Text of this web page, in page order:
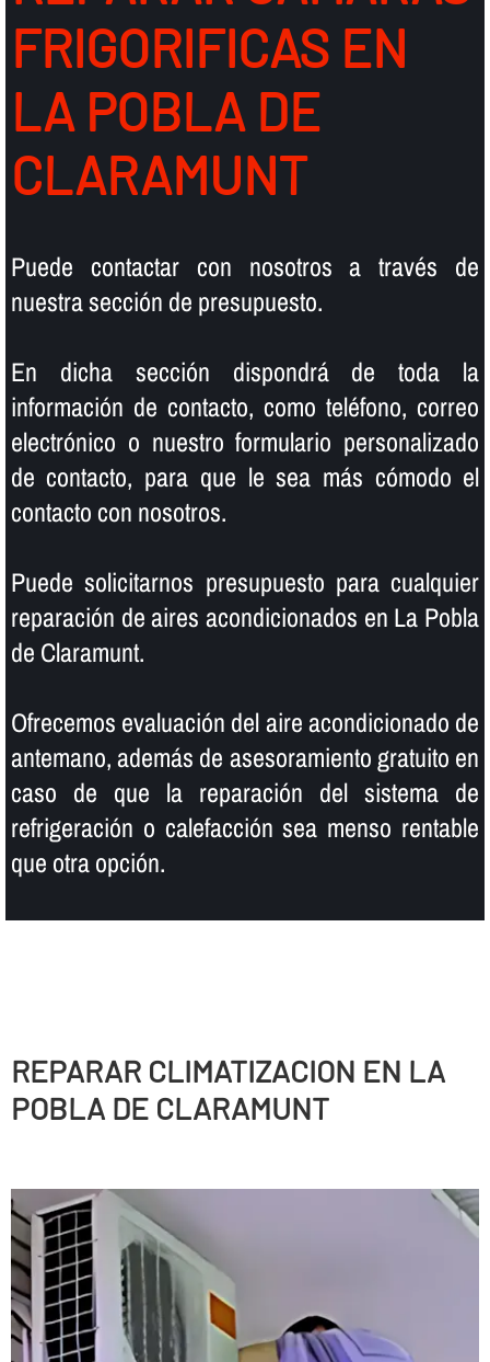
FRIGORIFICAS EN
LA POBLA DE
CLARAMUNT
Puede contactar con nosotros a través de
nuestra sección de presupuesto.
En dicha sección dispondrá de toda la
información de contacto, como teléfono, correo
electrónico o nuestro formulario personalizado
de contacto, para que le sea más cómodo el
contacto con nosotros.
Puede solicitarnos presupuesto para cualquier
reparación de aires acondicionados en La Pobla
de Claramunt.
Ofrecemos evaluación del aire acondicionado de
antemano, además de asesoramiento gratuito en
caso de que la reparación del sistema de
refrigeración o calefacción sea menso rentable
que otra opción.
REPARAR CLIMATIZACION EN LA
POBLA DE CLARAMUNT